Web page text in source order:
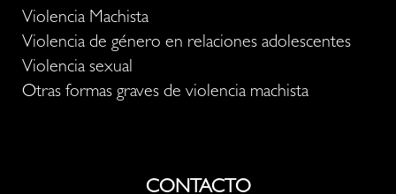
Violencia Machista
Violencia de género en relaciones adolescentes
Violencia sexual
Otras formas graves de violencia machista
CONTACTO